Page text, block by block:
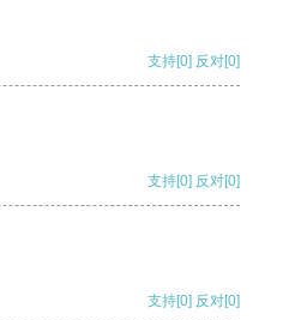
支持[0] 反对[0]
支持[0] 反对[0]
支持[0] 反对[0]